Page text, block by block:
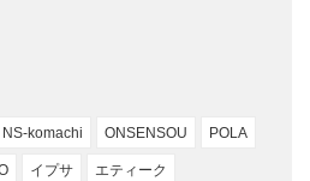
NS-komachi ONSENSOU POLA
イプサ エティーク